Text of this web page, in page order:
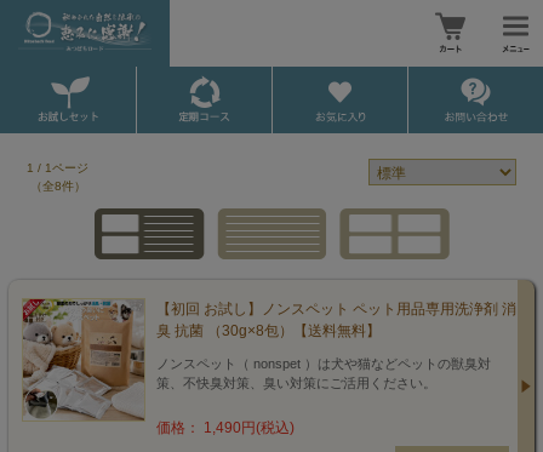
1 / 1ページ
（全8件）
【初回 お試し】ノンスペット ペット用品専用洗浄剤 消
臭 抗菌 （30g×8包）【送料無料】
ノンスペット（ nonspet ）は犬や猫などペットの獣臭対
策、不快臭対策、臭い対策にご活用ください。
価格： 1,490円(税込)